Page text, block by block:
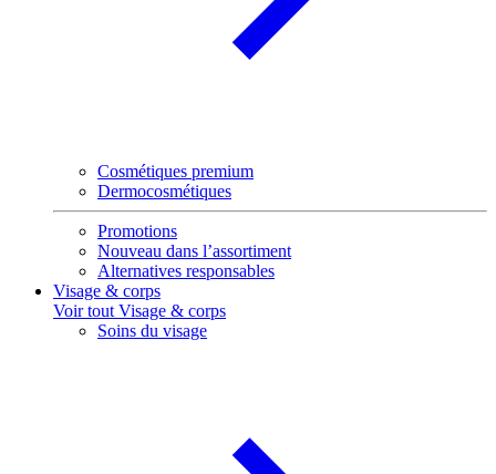
Cosmétiques premium
Dermocosmétiques
Promotions
Nouveau dans l’assortiment
Alternatives responsables
Visage & corps
Voir tout Visage & corps
Soins du visage